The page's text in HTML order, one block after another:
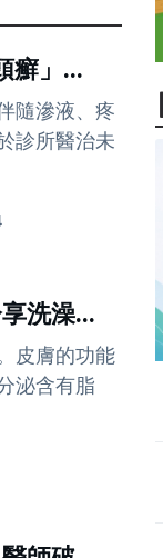
癬」...
隨滲液、疼
診所醫治未
洗澡...
皮膚的功能
泌含有脂